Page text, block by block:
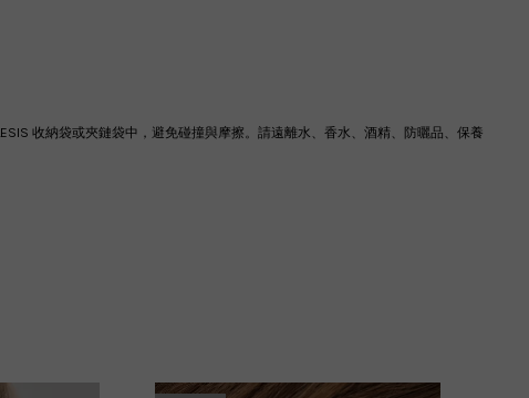
收納袋或夾鏈袋中，避免碰撞與摩擦。請遠離水、香水、酒精、防曬品、保養